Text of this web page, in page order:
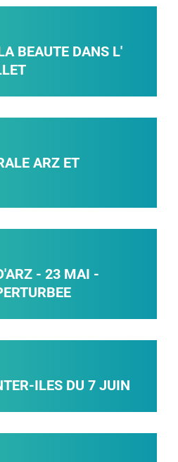
BEAUTE DANS L'
ARZ ET
- 23 MAI -
ILES DU 7 JUIN